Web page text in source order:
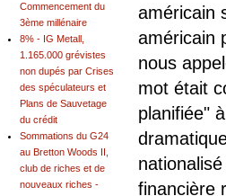
américain
américain
nous
mot était
planifiée"
financière
Commencement du
3ème millénaire
8% - IG Metall,
1.165.000 grévistes
non dupés par Crises
des spéculateurs et
Plans de Sauvetage
du crédit
Sommations du G24
au Bretton Woods II,
club de riches et de
nouveaux riches -